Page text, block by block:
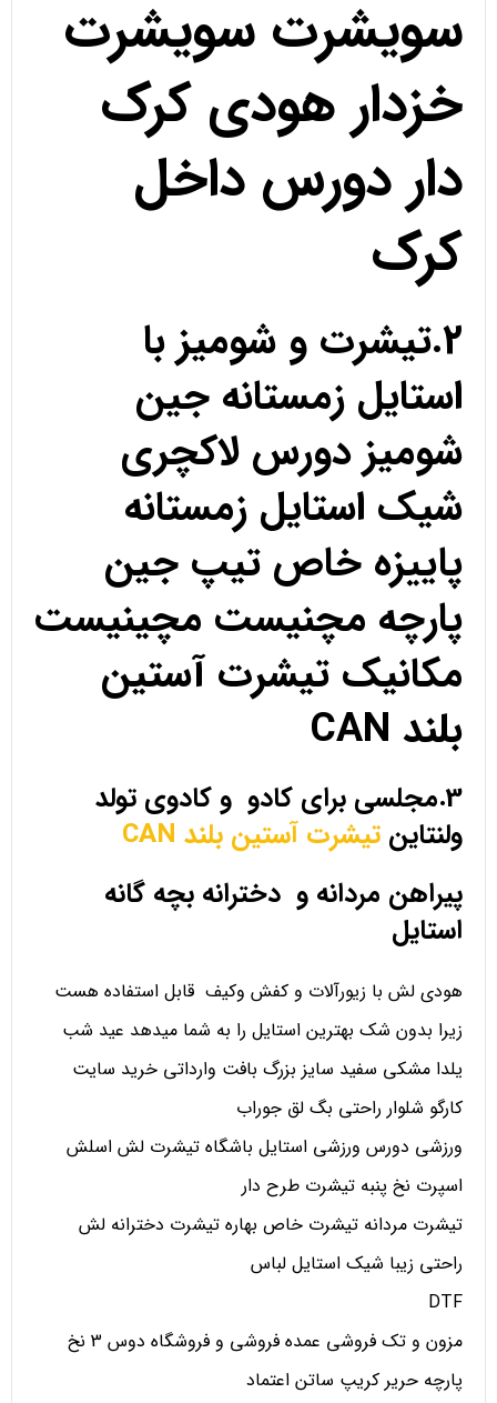
سویشرت سویشرت
خزدار هودی کرک
دار دورس داخل
کرک
2.تیشرت و شومیز با
استایل زمستانه جین
شومیز دورس لاکچری
شیک استایل زمستانه
پاییزه خاص تیپ جین
پارچه مچنیست مچینیست
مکانیک تیشرت آستین
بلند CAN
3.مجلسی برای کادو و کادوی تولد
ولنتاین تیشرت آستین بلند CAN
پیراهن مردانه و دخترانه بچه گانه
استایل
هودی لش با زیورآلات و کفش وکیف قابل استفاده هست
زیرا بدون شک بهترین استایل را به شما میدهد عید شب
یلدا مشکی سفید سایز بزرگ بافت وارداتی خرید سایت
کارگو شلوار راحتی بگ لق جوراب
ورزشی دورس ورزشی استایل باشگاه تیشرت لش اسلش
اسپرت نخ پنبه تیشرت طرح دار
تیشرت مردانه تیشرت خاص بهاره تیشرت دخترانه لش
راحتی زیبا شیک استایل لباس
DTF
مزون و تک فروشی عمده فروشی و فروشگاه دوس 3 نخ
پارچه حریر کریپ ساتن اعتماد